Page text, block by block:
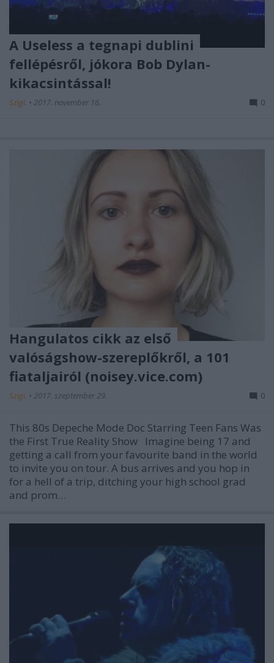
A Useless a tegnapi dublini
fellépésről, jókora Bob Dylan-
kikacsintással!
Szigi. • 2017. november 16. 0
Hangulatos cikk az első
valóságshow-szereplőkről, a 101
fiataljairól (noisey.vice.com)
Szigi. • 2017. szeptember 29. 0
This 80s Depeche Mode Doc Starring Teen Fans Was
the First True Reality Show Imagine being 17 and
getting a call from your favourite band in the world
to invite you on tour. A bus arrives and you hop in
for a hell of a trip, ditching your high school grad
and prom…